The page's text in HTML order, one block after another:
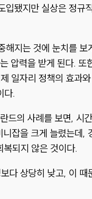
입됐지만 실상은 정규
해지는 것에 눈치를 보
압력을 받게 된다. 또
일자리 정책의 효과
다.
드의 사례를 보면, 시
잡을 크게 늘렸는데,
되지 않은 것이다.
다 상당히 낮고, 이 때